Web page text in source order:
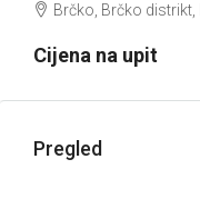
Brčko, Brčko
Cijena na upit
Pregled